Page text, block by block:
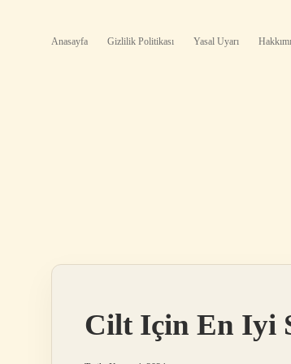
Anasayfa Gizlilik Politikası Yasal Uyarı
Cilt Için En Iyi